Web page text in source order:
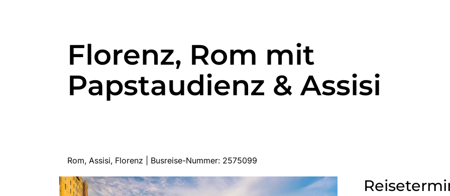
Florenz, Rom mit
Papstaudienz & Assisi
Rom, Assisi, Florenz | Busreise-Nummer: 2575099